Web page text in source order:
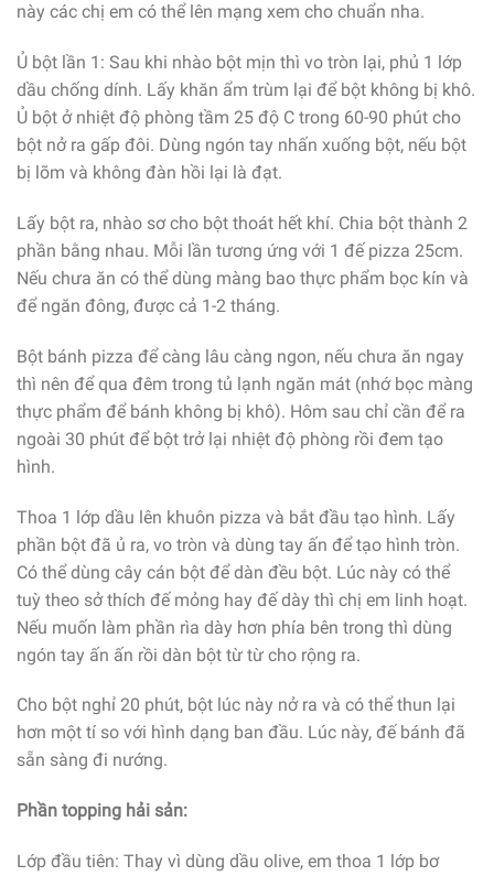
này các chị em có thể lên mạng xem cho chuẩn nha.
Ủ bột lần 1: Sau khi nhào bột mịn thì vo tròn lại, phủ 1 lớp
dầu chống dính. Lấy khăn ẩm trùm lại để bột không bị khô.
Ủ bột ở nhiệt độ phòng tầm 25 độ C trong 60-90 phút cho
bột nở ra gấp đôi. Dùng ngón tay nhấn xuống bột, nếu bột
bị lõm và không đàn hồi lại là đạt.
Lấy bột ra, nhào sơ cho bột thoát hết khí. Chia bột thành 2
phần bằng nhau. Mỗi lần tương ứng với 1 đế pizza 25cm.
Nếu chưa ăn có thể dùng màng bao thực phẩm bọc kín và
để ngăn đông, được cả 1-2 tháng.
Bột bánh pizza để càng lâu càng ngon, nếu chưa ăn ngay
thì nên để qua đêm trong tủ lạnh ngăn mát (nhớ bọc màng
thực phẩm để bánh không bị khô). Hôm sau chỉ cần để ra
ngoài 30 phút để bột trở lại nhiệt độ phòng rồi đem tạo
hình.
Thoa 1 lớp dầu lên khuôn pizza và bắt đầu tạo hình. Lấy
phần bột đã ủ ra, vo tròn và dùng tay ấn để tạo hình tròn.
Có thể dùng cây cán bột để dàn đều bột. Lúc này có thể
tuỳ theo sở thích đế mỏng hay đế dày thì chị em linh hoạt.
Nếu muốn làm phần rìa dày hơn phía bên trong thì dùng
ngón tay ấn ấn rồi dàn bột từ từ cho rộng ra.
Cho bột nghỉ 20 phút, bột lúc này nở ra và có thể thun lại
hơn một tí so với hình dạng ban đầu. Lúc này, đế bánh đã
sẵn sàng đi nướng.
Phần topping hải sản:
Lớp đầu tiên: Thay vì dùng dầu olive, em thoa 1 lớp bơ